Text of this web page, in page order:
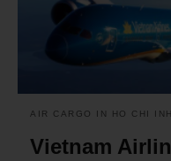
AIR CARGO IN HO CHI INH
Vietnam